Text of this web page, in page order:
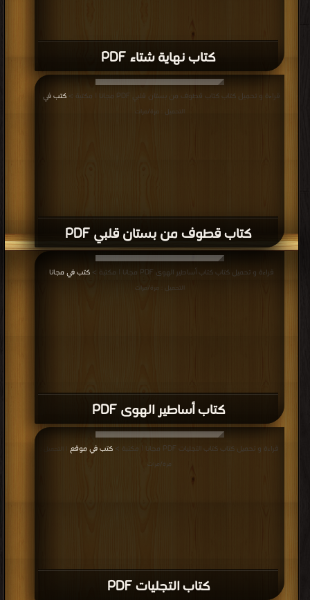
كتاب نهاية شتاء PDF
كتاب قطوف من بستان قلبي PDF
قراءة و تحميل كتاب كتاب قطوف من بستان قلبي PDF مجانا | مكتبة > كتب في
التحميل : مرة/مرات
كتاب أساطير الهوى PDF
قراءة و تحميل كتاب كتاب أساطير الهوى PDF مجانا | مكتبة > كتب في مجانا
التحميل : مرة/مرات
كتاب التجليات PDF
قراءة و تحميل كتاب كتاب التجليات PDF مجانا | مكتبة > كتب في موقع
| التحميل :
مرة/مرات